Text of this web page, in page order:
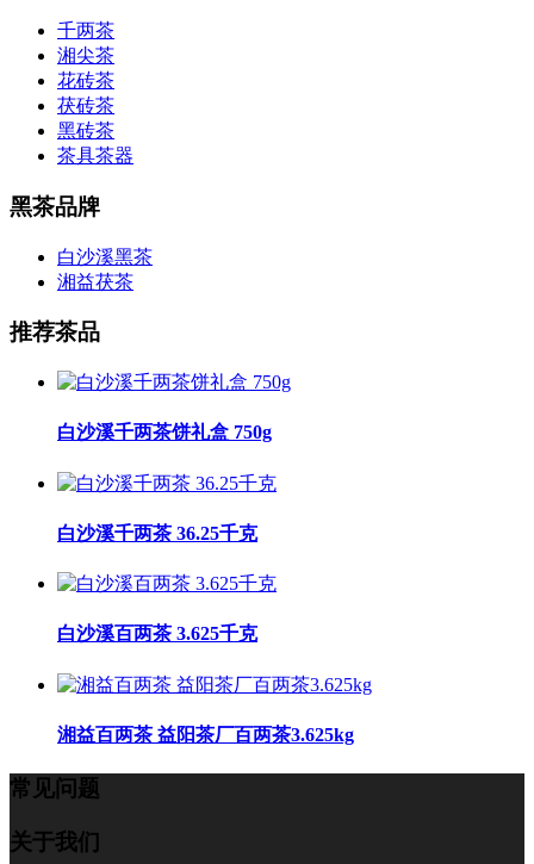
千两茶
湘尖茶
花砖茶
茯砖茶
黑砖茶
茶具茶器
黑茶品牌
白沙溪黑茶
湘益茯茶
推荐茶品
白沙溪千两茶饼礼盒 750g
白沙溪千两茶 36.25千克
白沙溪百两茶 3.625千克
湘益百两茶 益阳茶厂百两茶3.625kg
常见问题
关于我们